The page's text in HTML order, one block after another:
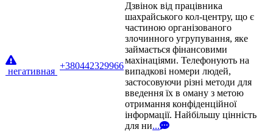
негативная
+380442329966
Дзвінок від працівника
шахрайського кол-центру, що є
частиною організованого
злочинного угрупування, яке
займається фінансовими
махінаціями. Телефонують на
випадкові номери людей,
застосовуючи різні методи для
введення їх в оману з метою
отримання конфіденційної
інформації. Найбільшу цінність
для ни...